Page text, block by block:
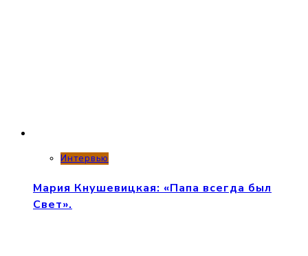
Интервью
Мария Кнушевицкая: «Папа всегда был
Свет».